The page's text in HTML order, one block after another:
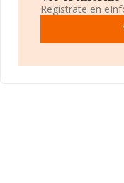
La sociedad española
domicilio fiscal en
En relación con el
facturación de ventas
Regístrate en